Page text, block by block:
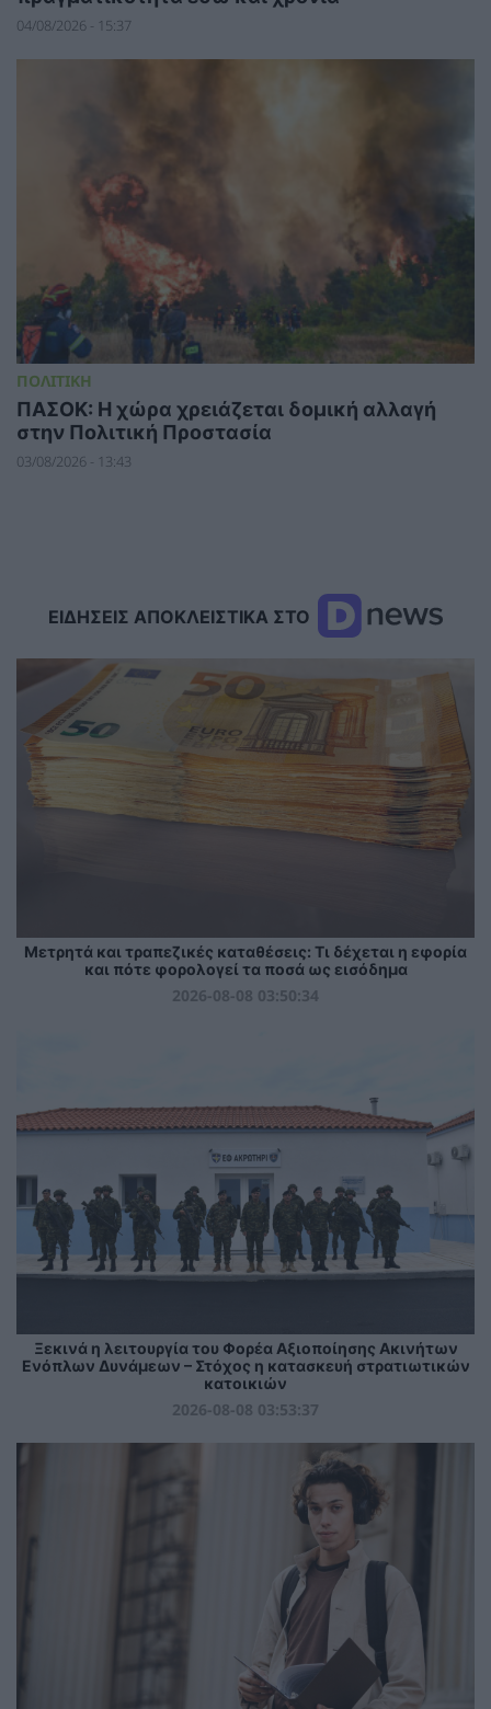
04/08/2026 - 15:37
ΠΟΛΙΤΙΚΗ
ΠΑΣΟΚ: Η χώρα χρειάζεται δομική αλλαγή
στην Πολιτική Προστασία
03/08/2026 - 13:43
ΕΙΔΗΣΕΙΣ ΑΠΟΚΛΕΙΣΤΙΚΑ ΣΤΟ
Μετρητά και τραπεζικές καταθέσεις: Τι δέχεται η εφορία
και πότε φορολογεί τα ποσά ως εισόδημα
2026-08-08 03:50:34
Ξεκινά η λειτουργία του Φορέα Αξιοποίησης Ακινήτων
Ενόπλων Δυνάμεων – Στόχος η κατασκευή στρατιωτικών
κατοικιών
2026-08-08 03:53:37